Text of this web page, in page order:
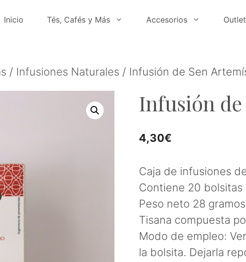
Inicio Tés, Cafés y Más Accesorios Outlet
/ Infusiones Naturales / Infusión de Sen
Infusión
4,30€
Caja de infusiones
Contiene 20 bolsitas
Peso neto 28 gramos
Tisana compuesta
Modo de empleo:
la bolsita. Dejarla